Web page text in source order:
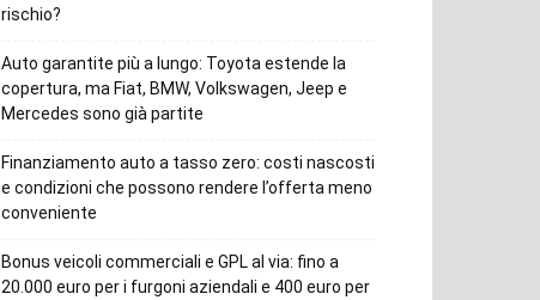
rischio?
Auto garantite più a lungo: Toyota estende la
copertura, ma Fiat, BMW, Volkswagen, Jeep e
Mercedes sono già partite
Finanziamento auto a tasso zero: costi nascosti
e condizioni che possono rendere l’offerta meno
conveniente
Bonus veicoli commerciali e GPL al via: fino a
20.000 euro per i furgoni aziendali e 400 euro per